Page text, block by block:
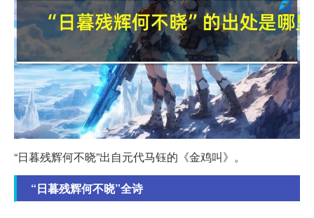
“日暮残辉何不晓”出自元代马钰的《金鸡叫》。
“日暮残辉何不晓”全诗